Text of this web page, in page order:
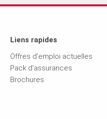
Liens rapides
Offres d’emploi actuelles
Pack d’assurances
Brochures